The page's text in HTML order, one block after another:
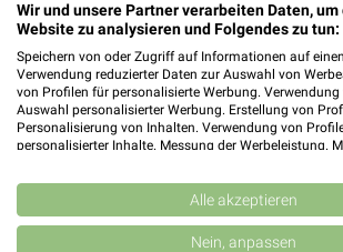
11,8 km
Angebote ab 05.08.
Gültig bis Di. 11.08.
Angebote
Gültig bis Di.
nahkauf famila
Wir und unsere Partner verarbeiten Daten,
Website zu analysieren und Folgendes zu tun:
Speichern von oder Zugriff auf Informationen auf
Verwendung reduzierter Daten zur Auswahl von
von Profilen für personalisierte Werbung.
Auswahl personalisierter Werbung. Erstellung von
Personalisierung von Inhalten. Verwendung von
personalisierter Inhalte. Messung der Werbeleistung.
Kombinationen von Daten aus verschiedenen
Verbesserung der Angebote. Verwendung reduzierter
von Inhalten.
Daten können außerhalb der Europäischen Union
Alle akzeptieren
Nein, anpassen